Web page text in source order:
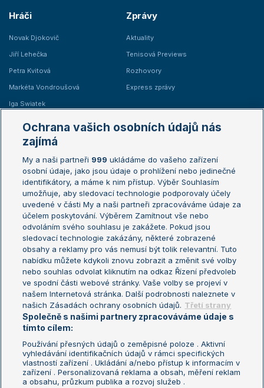
Hráči
Novak Djokovič
Jiří Lehečka
Petra Kvitová
Markéta Vondroušová
Iga Swiatek
Zprávy
Aktuality
Tenisová Previews
Rozhovory
Express zprávy
Žebříčky
Žebříček ATP (muži)
Žebříček WTA (ženy)
Sázkařský žebříček
Australian Open
French Open
Wimbledon
US Open
Turnaj mistrů
Turnaj mistryň
Aktualní trendy
Fotbalové přestupy
Livesport Daily
LS Prague Open
Podmínky užití
Nastavení soukromí
GDPR a žurnalistika
Reklama
Informace o zpracování osobních
Ochrana vašich osobních údajů nás
zajímá
My a naši partneři 999 ukládáme do vašeho zařízení
osobní údaje, jako jsou údaje o prohlížení nebo jedinečné
identifikátory, a máme k nim přístup. Výběr Souhlasím
umožňuje, aby sledovací technologie podporovaly účely
uvedené v části My a naši partneři zpracováváme údaje za
účelem poskytování. Výběrem Zamítnout vše nebo
odvoláním svého souhlasu je zakážete. Pokud jsou
sledovací technologie zakázány, některé zobrazené
obsahy a reklamy pro vás nemusí být tolik relevantní. Tuto
nabídku můžete kdykoli znovu zobrazit a změnit své volby
nebo souhlas odvolat kliknutím na odkaz Řízení předvoleb
ve spodní části webové stránky. Vaše volby se projeví v
našem Internetová stránka. Další podrobnosti naleznete v
našich Zásadách ochrany osobních údajů. Třetí strany
Společně s našimi partnery zpracováváme údaje s
tímto cílem:
Používání přesných údajů o zeměpisné poloze . Aktivní
vyhledávání identifikačních údajů v rámci specifických
vlastností zařízení . Ukládání a/nebo přístup k informacím v
zařízení . Personalizovaná reklama a obsah, měření reklam
a obsahu, průzkum publika a rozvoj služeb .